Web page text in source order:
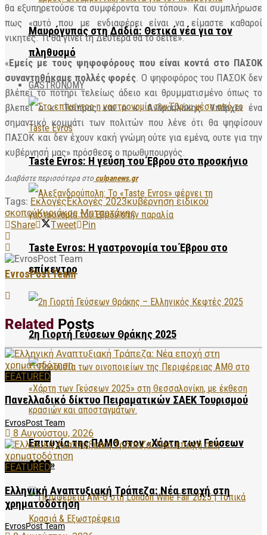
Μαυρόγυπας στη Δαδιά: Θετικά νέα για τον
πληθυσμό
GASTRONOMY
Taste Evros: Η γεύση του Έβρου στο προσκήνιο
Taste Evros: Η γαστρονομία του Έβρου στο
επίκεντρο
2η Γιορτή Γεύσεων Θράκης 2025
Επιτυχία της ΠΑΜΘ στον «Χάρτη των Γεύσεων
2025»
θα εξυπηρετούσε τα συμφέροντα του τόπου». Και συμπλήρωσε
πως «αυτό που με ενδιαφέρει είναι να είμαστε καθαροί
νικητές. Τι θα γίνει τη Δευτέρα θα το δείτε».
«Εμείς με τους ψηφοφόρους που είναι κοντά στο ΠΑΣΟΚ
συναντηθήκαμε πολλές φορές. Ο ψηφοφόρος του ΠΑΣΟΚ δεν
βλέπει το ποτήρι τελείως άδειο και θρυμματισμένο όπως το
βλεπει ο κ. Τσίπρας και ο κ. Ανδρουλάκης. Υπάρχει ένα
σημαντικό κομμάτι των πολιτών που λένε ότι θα ψηφίσουν
ΠΑΣΟΚ και δεν έχουν κακή γνώμη ούτε για εμένα, ουτε για την
κυβέρνησή μας» πρόσθεσε ο πρωθυπουργός.
Διαβάστε περισσότερα στο culpanews.gr
Tags: ΕκλογέςΕκλογές 2023κυβέρνηση ειδικού
σκοπούΚυριάκος Μητσοτάκης
Share
Tweet Pin
EvrosPost Team
Related Posts
FEATURED
Πανελλαδικό δίκτυο Πειραματικών ΣΑΕΚ Τουρισμού
EvrosPost Team
8 Αυγούστου, 2026
FEATURED
Ελληνική Αναπτυξιακή Τράπεζα: Νέα εποχή στη
χρηματοδότηση
EvrosPost Team